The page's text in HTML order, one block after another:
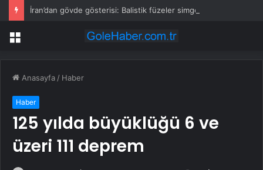
İran’dan gövde gösterisi: Balistik füzeler simge meydanda
Menü
Anasayfa / Haber
Haber
125 yılda büyüklüğü 6 ve
üzeri 111 deprem